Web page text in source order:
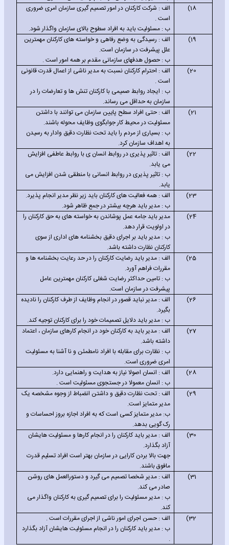
18)
الف : شرکت کارکنان در امور تصمیم گیری سازمان امری ضروری
است .
ب : مسئولیت باید به افراد سطوح بالای سازمان واگذار شود.
19)
الف : رسیدگی به وضع رفاهی و خواسته های کارکنان مهمترین
علل پیشرفت در سازمان است.
ب : حصول هدفهای سازمانی مقدم بر همه امور است .
20)
الف : احترام کارکنان نسبت به مدیر ناشی از اعمال قدرت قانونی
است .
ب : ایجاد روابط صمیمی با کارکنان تنش ها و تعارضات را در
سازمان به حداقل می رساند.
21)
الف : حتی افراد سطح پایین سازمان می توانند با داشتن
مسئولیت در محیط کار جوابگوی وظایف محوله باشند.
ب : بسیاری از مردم را باید تحت نظارت دقیق وادار به رسیدن
به اهداف سازمان کرد.
22)
الف : تاثیر پذیری در روابط انسان ی با روابط عاطفی افزایش
می یابد.
ب : تاثیر پذیری در روابط انسانی با منطقی شدن افزایش می
یابد.
23)
الف : همه فعالیت های کارکنان باید زیر نظر مدیر انجام پذیرد.
ب : مدیر باید هرچه بیشتر در جمع ظاهر شود.
24)
مدیر باید جامه عمل پوشاندن به خواسته های به حق کارکنان را
در اولویت قرار دهد.
ب : مدیر باید بر اجرای دقیق بخشنامه های اداری از سوی
کارکنان نظارت داشته باشد.
25)
الف : مدیر باید رضایت کارکنان را در حد رعایت بخشنامه ها و
مقررات فراهم آورد.
ب : تامین حداکثر رضایت شغلی کارکنان مهمترین عامل
پیشرفت در سازمان است.
26)
الف : مدیر نباید قصور در انجام وظایف از طرف کارکنان را نادیده
بگیرد.
ب : مدیر باید دلایل تصمیمات خود را برای کارکنان توجیه کند.
27)
الف : مدیر باید به کارکنان خود در انجام کارهای سازمان ، اعتماد
داشته باشد.
ب : نظارت برای مقابله با افراد نامطمئن و نا آشنا به مسئولیت
امری ضروری است.
28)
الف : انسان اصولا نیاز به هدایت و راهنمایی دارد.
ب : انسان معمولا در جستجوی مسئولیت است .
29)
الف : تحت نظارت دقیق و داشتن انضباط از وجوه مشخصه یک
مدیر متمایز است.
ب: مدیر متمایز کسی است که به افراد اجازه بروز احساسات و
رک گویی بدهد.
30)
الف : مدیر باید کارکنان را در انجام کارها و مسئولیت هایشان
آزاد بگذارد.
جهت بالا بردن کارایی در سازمان بهتر است افراد تسلیم قدرت
مافوق باشند.
31)
الف : مدیر شخصا تصمیم می گیرد و دستورالعمل های روشن
صادر می کند.
ب : مدیر مسئولیت را برای تصمیم گیری به کارکنان واگذار می
کند.
32)
الف : حسن اجرای امور ناشی از اجرای مقررات است .
ب : مدیر باید کارکنان را در انجام مسئولیت هایشان آزاد بگذارد
.